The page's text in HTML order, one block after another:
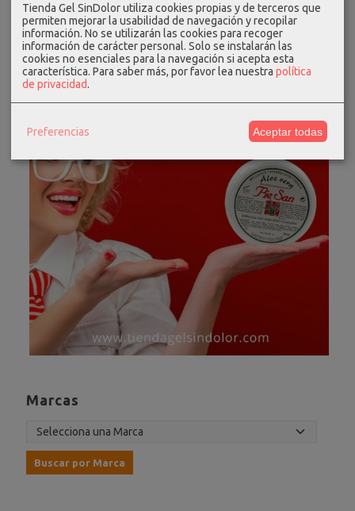
Marcas
Tienda Gel SinDolor utiliza cookies propias y de terceros que
permiten mejorar la usabilidad de navegación y recopilar
información. No se utilizarán las cookies para recoger
información de carácter personal. Solo se instalarán las
cookies no esenciales para la navegación si acepta esta
característica. Para saber más, por favor lea nuestra política
de privacidad.
Preferencias Aceptar todas